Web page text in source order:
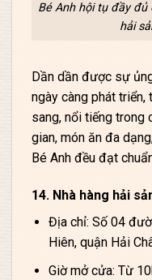
Bé Anh hội tụ đầy
hải
Dần dần được sự
ngày càng phát
sang, nổi tiếng trong
gian, món ăn đa
Bé Anh đều đạt
14. Nhà hàng hải
Địa chỉ: Số 04
Hiên, quận Hải
Giờ mở cửa: Từ